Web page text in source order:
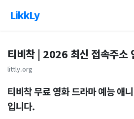
LikkLy
티비착 | 2026 최신 접속주소
littly.org
티비착 무료 영화 드라마 예능 애
입니다.